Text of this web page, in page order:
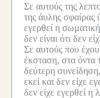
Σε αυτούς της
της άυλης σφαίρας
εγερθεί η
δεν είναι ότι δεν
Σε αυτούς που
έκσταση, στα όντα
δεύτερη
εκεί και δεν είχε
δεν είχε εγερθεί η